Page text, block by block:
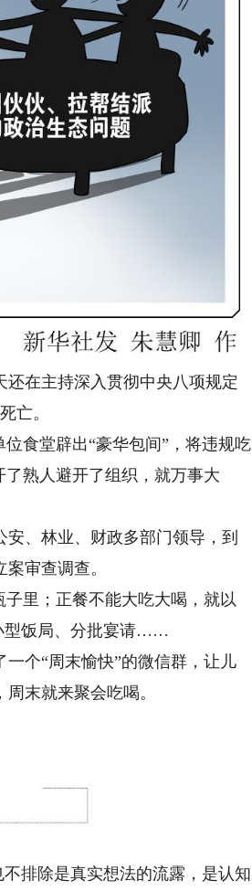
在主持深入贯彻中央八项规定
亡。
食堂辟出“豪华包间”，将违规吃
熟人避开了组织，就万事大
、林业、财政多部门领导，到
审查调查。
里；正餐不能大吃大喝，就以
型饭局、分批宴请……
个“周末愉快”的微信群，让儿
末就来聚会吃喝。
排除是真实想法的流露，是认知